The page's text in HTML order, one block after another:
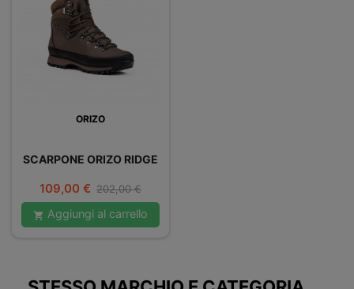
ORIZO
SCARPONE ORIZO RIDGE
Prezzo
109,00 € Prezzo
base
202,00 €
 Aggiungi al carrello